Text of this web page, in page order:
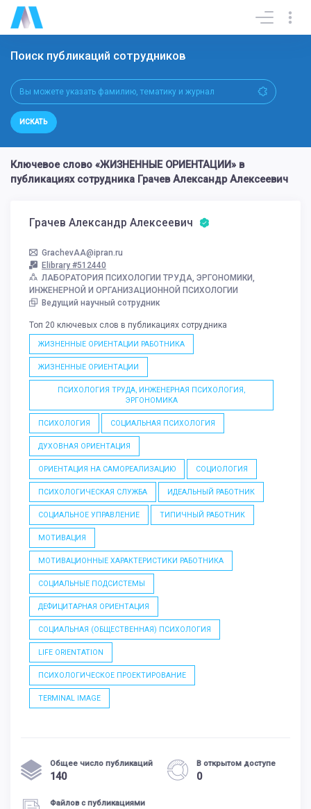
Поиск публикаций сотрудников
ИСКАТЬ
Ключевое слово «ЖИЗНЕННЫЕ ОРИЕНТАЦИИ» в
публикациях сотрудника Грачев Александр Алексеевич
Грачев Александр Алексеевич
GrachevAA@ipran.ru
Elibrary #512440
ЛАБОРАТОРИЯ ПСИХОЛОГИИ ТРУДА, ЭРГОНОМИКИ,
ИНЖЕНЕРНОЙ И ОРГАНИЗАЦИОННОЙ ПСИХОЛОГИИ
Ведущий научный сотрудник
Топ 20 ключевых слов в публикациях сотрудника
ЖИЗНЕННЫЕ ОРИЕНТАЦИИ РАБОТНИКА
ЖИЗНЕННЫЕ ОРИЕНТАЦИИ
ПСИХОЛОГИЯ ТРУДА, ИНЖЕНЕРНАЯ ПСИХОЛОГИЯ,
ЭРГОНОМИКА
ПСИХОЛОГИЯ СОЦИАЛЬНАЯ ПСИХОЛОГИЯ
ДУХОВНАЯ ОРИЕНТАЦИЯ
ОРИЕНТАЦИЯ НА САМОРЕАЛИЗАЦИЮ СОЦИОЛОГИЯ
ПСИХОЛОГИЧЕСКАЯ СЛУЖБА ИДЕАЛЬНЫЙ РАБОТНИК
СОЦИАЛЬНОЕ УПРАВЛЕНИЕ ТИПИЧНЫЙ РАБОТНИК
МОТИВАЦИЯ
МОТИВАЦИОННЫЕ ХАРАКТЕРИСТИКИ РАБОТНИКА
СОЦИАЛЬНЫЕ ПОДСИСТЕМЫ
ДЕФИЦИТАРНАЯ ОРИЕНТАЦИЯ
СОЦИАЛЬНАЯ (ОБЩЕСТВЕННАЯ) ПСИХОЛОГИЯ
LIFE ORIENTATION
ПСИХОЛОГИЧЕСКОЕ ПРОЕКТИРОВАНИЕ
TERMINAL IMAGE
Общее число публикаций
140
В открытом доступе
0
Файлов с публикациями